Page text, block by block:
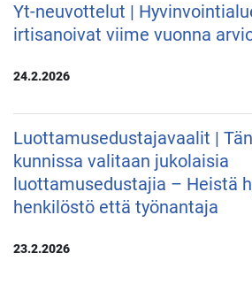
Yt-neuvottelut |
irtisanoivat viime vuonna
24.2.2026
Luottamusedustajavaalit |
kunnissa valitaan jukolaisia
luottamusedustajia – Heistä
henkilöstö että työnantaja
23.2.2026